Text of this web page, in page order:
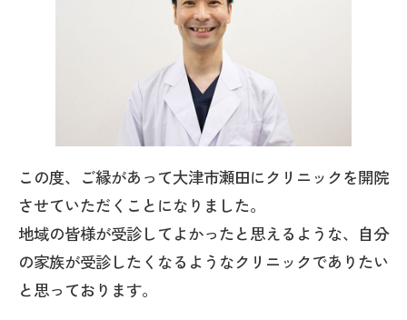
この度、ご縁があって大津市瀬田にクリニックを開院
させていただくことになりました。
地域の皆様が受診してよかったと思えるような、自分
の家族が受診したくなるようなクリニックでありたい
と思っております。